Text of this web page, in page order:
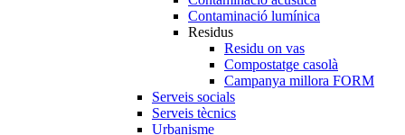
Contaminació lumínica
Residus
Residu on vas
Compostatge casolà
Campanya millora FORM
Serveis socials
Serveis tècnics
Urbanisme